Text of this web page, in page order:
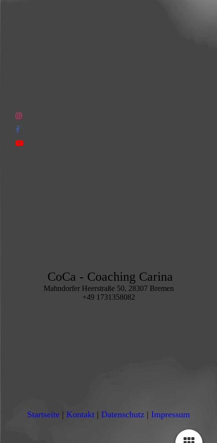
CoCa - Coaching Carina
Mahndorfer Heerstraße 50, 28307 Bremen
+49 1731358082
Startseite | Kontakt | Daten­schutz | Impressum